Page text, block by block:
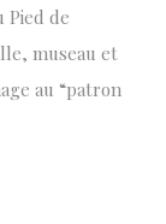
Pied de
museau et
au “patron